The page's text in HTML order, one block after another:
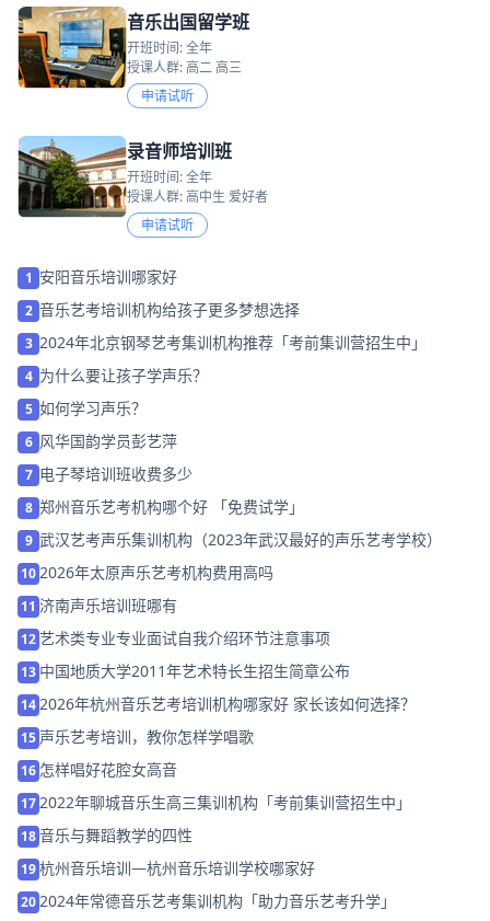
音乐出国留学班
开班时间: 全年
授课人群: 高二 高三
申请试听
录音师培训班
开班时间: 全年
授课人群: 高中生 爱好者
申请试听
1 安阳音乐培训哪家好
2 音乐艺考培训机构给孩子更多梦想选择
3 2024年北京钢琴艺考集训机构推荐「考前集训营招生中」
4 为什么要让孩子学声乐？
5 如何学习声乐？
6 风华国韵学员彭艺萍
7 电子琴培训班收费多少
8 郑州音乐艺考机构哪个好 「免费试学」
9 武汉艺考声乐集训机构（2023年武汉最好的声乐艺考学校）
10 2026年太原声乐艺考机构费用高吗
11 济南声乐培训班哪有
12艺术类专业专业面试自我介绍环节注意事项
13 中国地质大学2011年艺术特长生招生简章公布
14 2026年杭州音乐艺考培训机构哪家好 家长该如何选择？
15 声乐艺考培训，教你怎样学唱歌
16 怎样唱好花腔女高音
17 2022年聊城音乐生高三集训机构「考前集训营招生中」
18音乐与舞蹈教学的四性
19杭州音乐培训—杭州音乐培训学校哪家好
20 2024年常德音乐艺考集训机构「助力音乐艺考升学」